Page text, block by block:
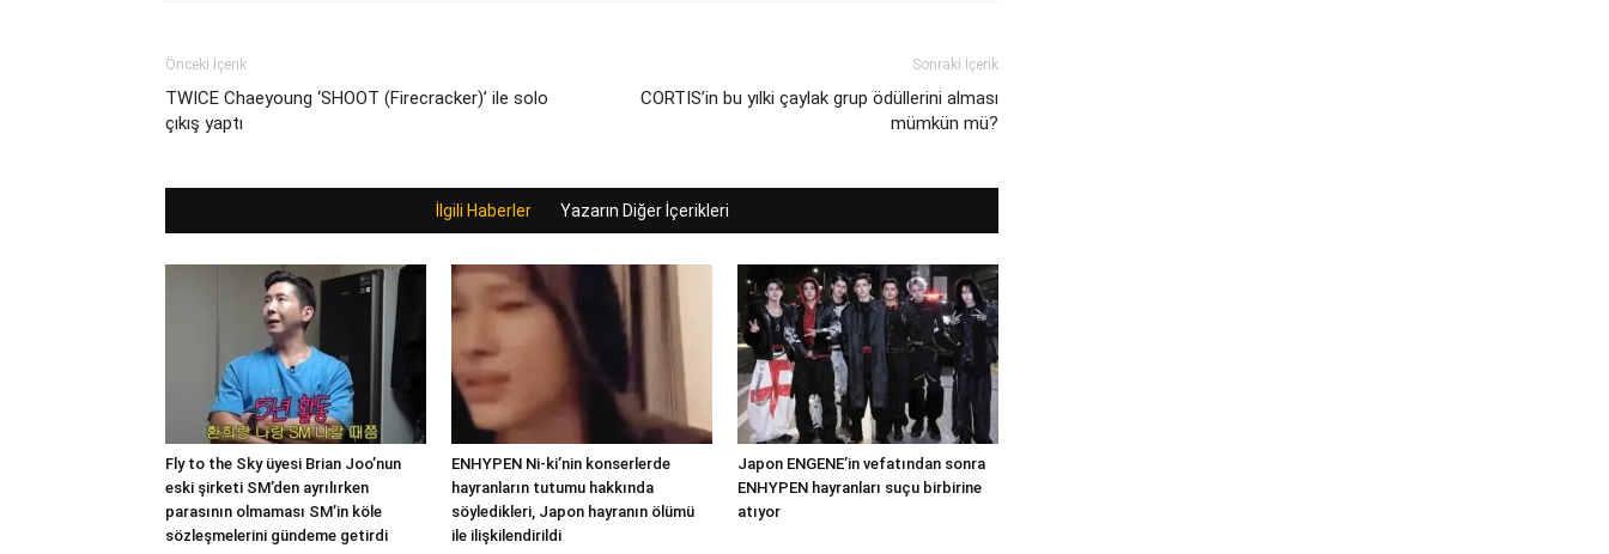
Önceki İçerik
TWICE Chaeyoung ‘SHOOT (Firecracker)’ ile solo
çıkış yaptı
Sonraki İçerik
CORTIS’in bu yılki çaylak grup ödüllerini alması
mümkün mü?
İlgili Haberler Yazarın Diğer İçerikleri
Fly to the Sky üyesi Brian Joo’nun
eski şirketi SM’den ayrılırken
parasının olmaması SM’in köle
sözleşmelerini gündeme getirdi
ENHYPEN Ni-ki’nin konserlerde
hayranların tutumu hakkında
söyledikleri, Japon hayranın ölümü
ile ilişkilendirildi
Japon ENGENE’in vefatından sonra
ENHYPEN hayranları suçu birbirine
atıyor